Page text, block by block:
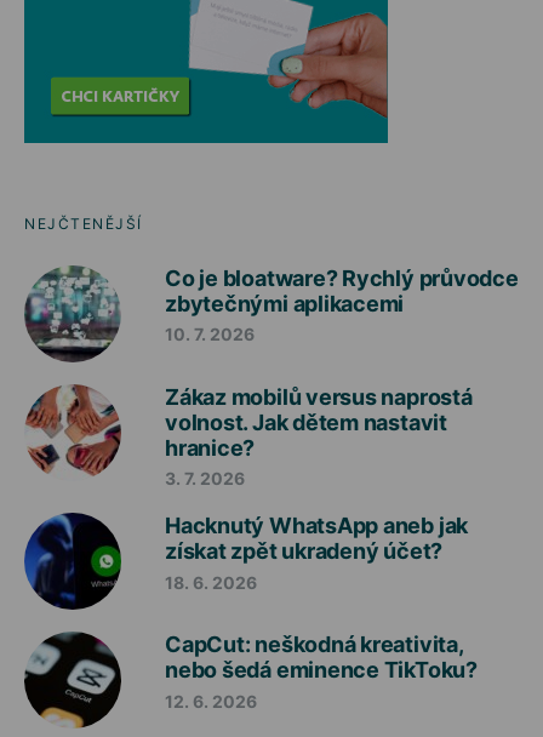
NEJČTENĚJŠÍ
Co je bloatware? Rychlý průvodce
zbytečnými aplikacemi
10. 7. 2026
Zákaz mobilů versus naprostá
volnost. Jak dětem nastavit
hranice?
3. 7. 2026
Hacknutý WhatsApp aneb jak
získat zpět ukradený účet?
18. 6. 2026
CapCut: neškodná kreativita,
nebo šedá eminence TikToku?
12. 6. 2026